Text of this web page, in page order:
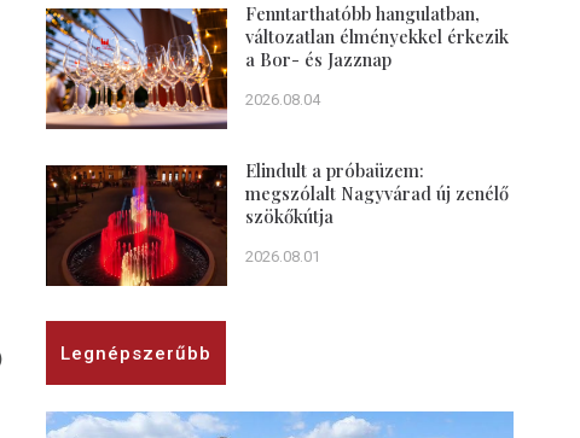
Fenntarthatóbb hangulatban,
változatlan élményekkel érkezik
a Bor- és Jazznap
2026.08.04
Elindult a próbaüzem:
megszólalt Nagyvárad új zenélő
szökőkútja
2026.08.01
Legnépszerűbb